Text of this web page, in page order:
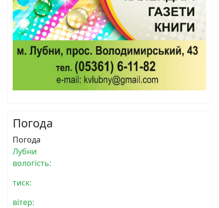
Погода
Погода
Лубни
вологість:
тиск:
вітер: